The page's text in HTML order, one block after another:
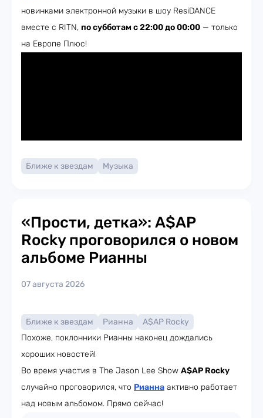
новинками электронной музыки в шоу ResiDANCE
вместе с RITN, по субботам с 22:00 до 00:00 — только
на Европе Плюс!​
Ближе к звездам Музыка
«Прости, детка»: A$AP
Rocky проговорился о новом
альбоме Рианны
07 августа 2026
Ближе к звездам Рианна
A$AP Rocky
Похоже, поклонники Рианны наконец дождались
хороших новостей!
Во время участия в The Jason Lee Show A$AP Rocky
случайно проговорился, что Рианна активно работает
над новым альбомом. Прямо сейчас!